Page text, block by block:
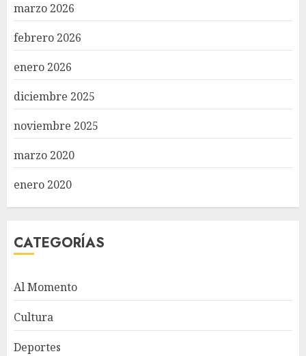
marzo 2026
febrero 2026
enero 2026
diciembre 2025
noviembre 2025
marzo 2020
enero 2020
CATEGORÍAS
Al Momento
Cultura
Deportes